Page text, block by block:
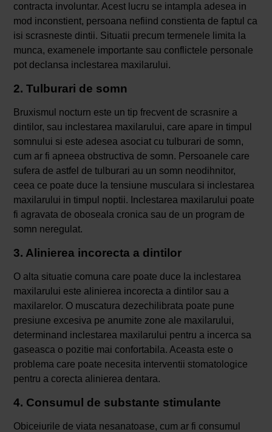
contracta involuntar. Acest lucru se intampla adesea in
mod inconstient, persoana nefiind constienta de faptul ca
isi scrasneste dintii. Situatii precum termenele limita la
munca, examenele importante sau conflictele personale
pot declansa inclestarea maxilarului.
2. Tulburari de somn
Bruxismul nocturn este un tip frecvent de scrasnire a
dintilor, sau inclestarea maxilarului, care apare in timpul
somnului si este adesea asociat cu tulburari de somn,
cum ar fi apneea obstructiva de somn. Persoanele care
sufera de astfel de tulburari au un somn neodihnitor,
ceea ce poate duce la tensiune musculara si inclestarea
maxilarului in timpul noptii. Inclestarea maxilarului poate
fi agravata de oboseala cronica sau de un program de
somn neregulat.
3. Alinierea incorecta a dintilor
O alta situatie comuna care poate duce la inclestarea
maxilarului este alinierea incorecta a dintilor sau a
maxilarelor. O muscatura dezechilibrata poate pune
presiune excesiva pe anumite zone ale maxilarului,
determinand inclestarea maxilarului pentru a incerca sa
gaseasca o pozitie mai confortabila. Aceasta este o
problema care poate necesita interventii stomatologice
pentru a corecta alinierea dentara.
4. Consumul de substante stimulante
Obiceiurile de viata nesanatoase, cum ar fi consumul